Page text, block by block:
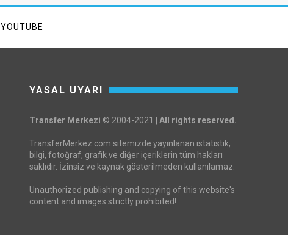
YOUTUBE
YASAL UYARI
Transfer Merkezi © 2004-2021 | All rights reserved.
TransferMerkez.com sitemizde yayınlanan istatistik,
bilgi, fotoğraf, grafik ve diğer içeriklerin tüm hakları
saklıdır. İzinsiz ve kaynak gösterilmeden kullanılamaz.
Unauthorized publishing and copying of this website's
content and images strictly prohibited!